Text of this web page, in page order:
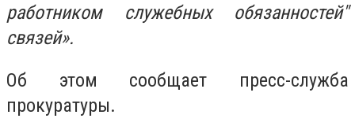
работником служебных обязанностей"
связей».
Об этом сообщает пресс-служба
прокуратуры.